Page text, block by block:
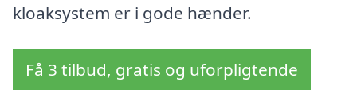
kloaksystem er i gode hænder.
Få 3 tilbud, gratis og uforpligtende